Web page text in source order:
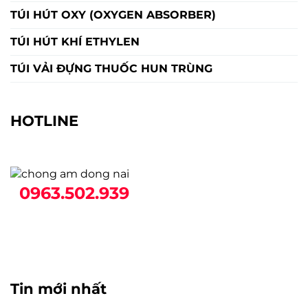
TÚI HÚT OXY (OXYGEN ABSORBER)
TÚI HÚT KHÍ ETHYLEN
TÚI VẢI ĐỰNG THUỐC HUN TRÙNG
HOTLINE
0963.502.939
Tin mới nhất